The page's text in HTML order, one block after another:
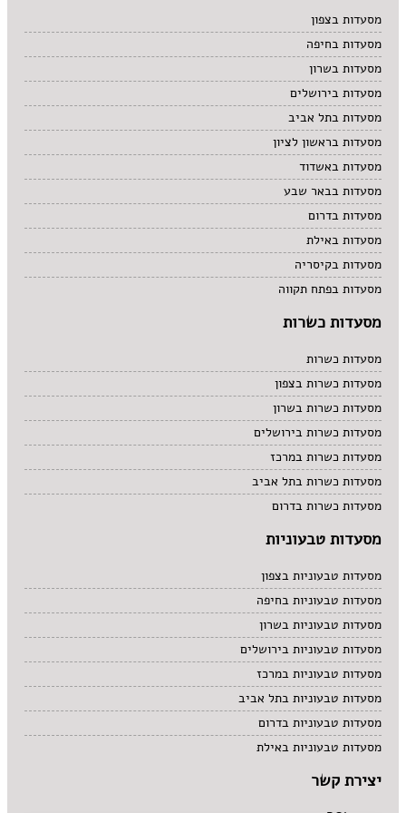
מרקים
מתוקים
סיני
סנדוויץ' בר
פאב
מסעדות בצפון
מסעדות בחיפה
מסעדות בשרון
מסעדות בירושלים
מסעדות בתל אביב
מסעדות בראשון לציון
מסעדות באשדוד
מסעדות בבאר שבע
מסעדות בדרום
מסעדות באילת
מסעדות בקיסריה
מסעדות בפתח תקווה
מסעדות כשרות
מסעדות כשרות
מסעדות כשרות בצפון
מסעדות כשרות בשרון
מסעדות כשרות בירושלים
מסעדות כשרות במרכז
מסעדות כשרות בתל אביב
מסעדות כשרות בדרום
מסעדות טבעוניות
מסעדות טבעוניות בצפון
מסעדות טבעוניות בחיפה
מסעדות טבעוניות בשרון
מסעדות טבעוניות בירושלים
מסעדות טבעוניות במרכז
מסעדות טבעוניות בתל אביב
מסעדות טבעוניות בדרום
מסעדות טבעוניות באילת
יצירת קשר